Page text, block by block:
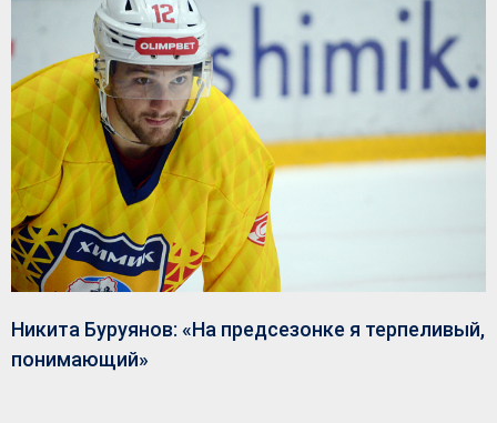
Никита Буруянов: «На предсезонке я терпеливый,
понимающий»